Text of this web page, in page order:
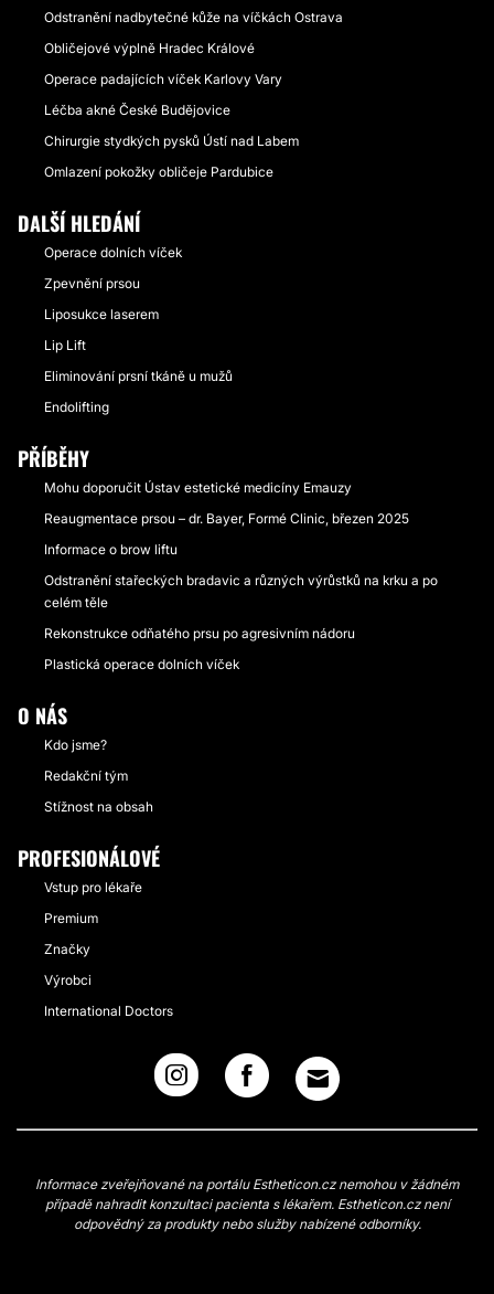
Odstranění nadbytečné kůže na víčkách Ostrava
Obličejové výplně Hradec Králové
Operace padajících víček Karlovy Vary
Léčba akné České Budějovice
Chirurgie stydkých pysků Ústí nad Labem
Omlazení pokožky obličeje Pardubice
DALŠÍ HLEDÁNÍ
Operace dolních víček
Zpevnění prsou
Liposukce laserem
Lip Lift
Eliminování prsní tkáně u mužů
Endolifting
PŘÍBĚHY
Mohu doporučit Ústav estetické medicíny Emauzy
Reaugmentace prsou – dr. Bayer, Formé Clinic, březen 2025
Informace o brow liftu
Odstranění stařeckých bradavic a různých výrůstků na krku a po
celém těle
Rekonstrukce odňatého prsu po agresivním nádoru
Plastická operace dolních víček
O NÁS
Kdo jsme?
Redakční tým
Stížnost na obsah
PROFESIONÁLOVÉ
Vstup pro lékaře
Premium
Značky
Výrobci
International Doctors
Informace zveřejňované na portálu Estheticon.cz nemohou v žádném
případě nahradit konzultaci pacienta s lékařem. Estheticon.cz není
odpovědný za produkty nebo služby nabízené odborníky.